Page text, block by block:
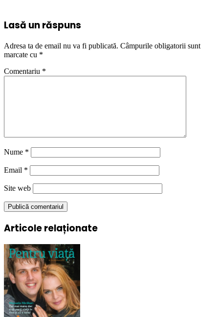
Lasă un răspuns
Adresa ta de email nu va fi publicată. Câmpurile obligatorii sunt
marcate cu *
Comentariu *
Nume *
Email *
Site web
Articole relaționate